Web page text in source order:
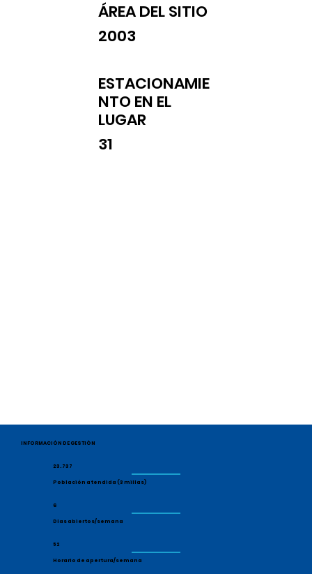
ÁREA DEL SITIO
2003
ESTACIONAMIE
NTO EN EL
LUGAR
31
INFORMACIÓN DE GESTIÓN
23.737
Población atendida (3 millas)
6
Días abiertos/semana
52
Horario de apertura/semana